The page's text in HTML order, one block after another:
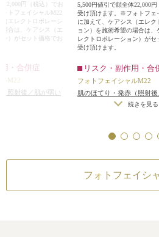
22,000円（税込）でお
トフェイシャルM22
エレクトロポレーシ
合は、ケアシス（エ
）がセット価格でお
・合併症
M22
照射後／肌が弱い
5,500円値引で顔全体22,000
受け頂けます。※フォトフェ
に加えて、ケアシス（エレク
ョン）を施術希望の場合は、
レクトロポレーション）がセ
受け頂けます。
リスク・副作用・合
フォトフェイシャルM22
肌のほてり・発赤（照射
方・敏感肌の方）続きを見る
フォトフェイシ